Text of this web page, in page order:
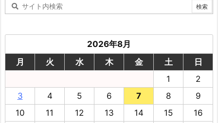
2026年8月
月
火 水 木 金 土
日
1
2
3
4 5 6 7 8
9
10
11 12 13 14 15
16